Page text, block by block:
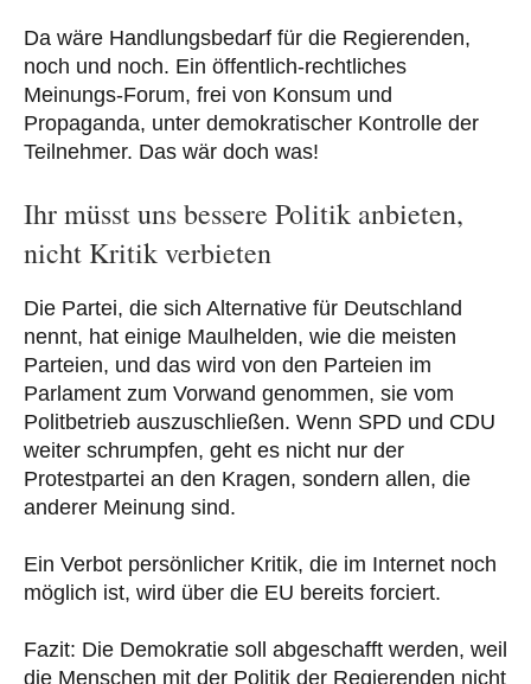
Da wäre Handlungsbedarf für die Regierenden,
noch und noch. Ein öffentlich-rechtliches
Meinungs-Forum, frei von Konsum und
Propaganda, unter demokratischer Kontrolle der
Teilnehmer. Das wär doch was!
Ihr müsst uns bessere Politik anbieten,
nicht Kritik verbieten
Die Partei, die sich Alternative für Deutschland
nennt, hat einige Maulhelden, wie die meisten
Parteien, und das wird von den Parteien im
Parlament zum Vorwand genommen, sie vom
Politbetrieb auszuschließen. Wenn SPD und CDU
weiter schrumpfen, geht es nicht nur der
Protestpartei an den Kragen, sondern allen, die
anderer Meinung sind.
Ein Verbot persönlicher Kritik, die im Internet noch
möglich ist, wird über die EU bereits forciert.
Fazit: Die Demokratie soll abgeschafft werden, weil
die Menschen mit der Politik der Regierenden nicht